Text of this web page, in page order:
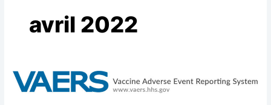
avril 2022